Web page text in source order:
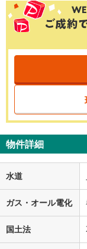
物件詳細
水道
ガス・オール電化
国土法